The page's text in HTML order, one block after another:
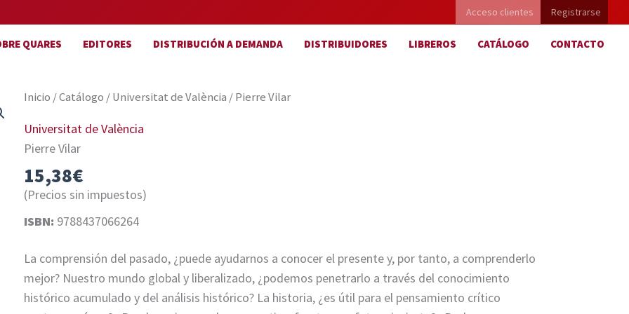
Acceso clientes Registrarse
QUARES EDITORES DISTRIBUCIÓN A DEMANDA DISTRIBUIDORES LIBREROS CATÁLOGO CONTACTO
Inicio /Catálogo /Universitat de València / Pierre Vilar
Universitat de València
Pierre Vilar
15,38€
(Precios sin impuestos)
ISBN: 9788437066264
La comprensión del pasado, ¿puede ayudarnos a conocer el presente y, por tanto, a comprenderlo
mejor? Nuestro mundo global y liberalizado, ¿podemos penetrarlo a través del conocimiento
histórico acumulado y del análisis histórico? La historia, ¿es útil para el pensamiento crítico